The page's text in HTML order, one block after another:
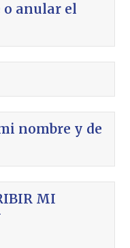
o anular el
nombre y de
MI